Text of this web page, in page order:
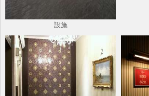
設施